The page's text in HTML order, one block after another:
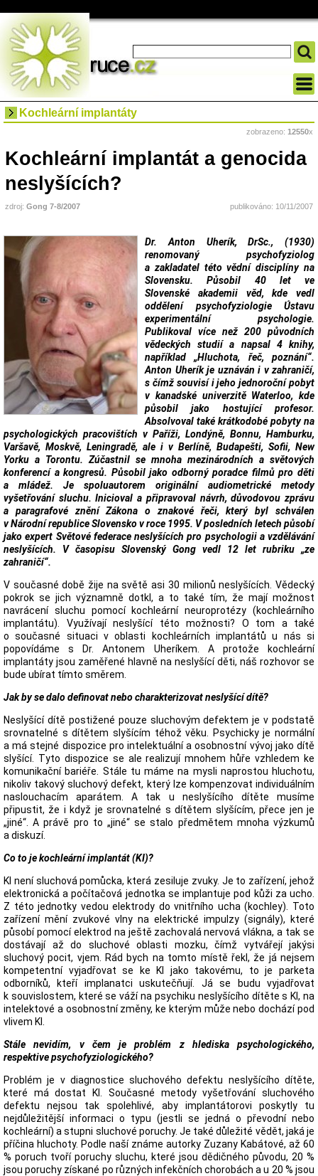
Kochleární implantáty
zobrazeno: 12550x
Kochleární implantát a genocida
neslyšících?
zdroj: Gong 7-8/2007 publikováno: 10/11/2007
Dr. Anton Uherík, DrSc., (1930)
renomovaný psychofyziolog
a zakladatel této vědní disciplíny na
Slovensku. Působil 40 let ve
Slovenské akademii věd, kde vedl
oddělení psychofyziologie Ústavu
experimentální psychologie.
Publikoval více než 200 původních
vědeckých studií a napsal 4 knihy,
například „Hluchota, řeč, poznání“.
Anton Uherík je uznáván i v zahraničí,
s čímž souvisí i jeho jednoroční pobyt
v kanadské univerzitě Waterloo, kde
působil jako hostující profesor.
Absolvoval také krátkodobé pobyty na
psychologických pracovištích v Paříži, Londýně, Bonnu, Hamburku,
Varšavě, Moskvě, Leningradě, ale i v Berlíně, Budapešti, Sofii, New
Yorku a Torontu. Zúčastnil se mnoha mezinárodních a světových
konferencí a kongresů. Působil jako odborný poradce filmů pro děti
a mládež. Je spoluautorem originální audiometrické metody
vyšetřování sluchu. Inicioval a připravoval návrh, důvodovou zprávu
a paragrafové znění Zákona o znakové řeči, který byl schválen
v Národní republice Slovensko v roce 1995. V posledních letech působí
jako expert Světové federace neslyšících pro psychologii a vzdělávání
neslyšících. V časopisu Slovenský Gong vedl 12 let rubriku „ze
zahraničí“.
V současné době žije na světě asi 30 milionů neslyšících. Vědecký
pokrok se jich významně dotkl, a to také tím, že mají možnost
navrácení sluchu pomocí kochleární neuroprotézy (kochleárního
implantátu). Využívají neslyšící této možnosti? O tom a také
o současné situaci v oblasti kochleárních implantátů u nás si
popovídáme s Dr. Antonem Uheríkem. A protože kochleární
implantáty jsou zaměřené hlavně na neslyšící děti, náš rozhovor se
bude ubírat tímto směrem.
Jak by se dalo definovat nebo charakterizovat neslyšící dítě?
Neslyšící dítě postižené pouze sluchovým defektem je v podstatě
srovnatelné s dítětem slyšícím téhož věku. Psychicky je normální
a má stejné dispozice pro intelektuální a osobnostní vývoj jako dítě
slyšící. Tyto dispozice se ale realizují mnohem hůře vzhledem ke
komunikační bariéře. Stále tu máme na mysli naprostou hluchotu,
nikoliv takový sluchový defekt, který lze kompenzovat individuálním
naslouchacím aparátem. A tak u neslyšícího dítěte musíme
připustit, že i když je srovnatelné s dítětem slyšícím, přece jen je
„jiné“. A právě pro to „jiné“ se stalo předmětem mnoha výzkumů
a diskuzí.
Co to je kochleární implantát (KI)?
KI není sluchová pomůcka, která zesiluje zvuky. Je to zařízení, jehož
elektronická a počítačová jednotka se implantuje pod kůži za ucho.
Z této jednotky vedou elektrody do vnitřního ucha (kochley). Toto
zařízení mění zvukové vlny na elektrické impulzy (signály), které
působí pomocí elektrod na ještě zachovalá nervová vlákna, a tak se
dostávají až do sluchové oblasti mozku, čímž vytvářejí jakýsi
sluchový pocit, vjem. Rád bych na tomto místě řekl, že já nejsem
kompetentní vyjadřovat se ke KI jako takovému, to je parketa
odborníků, kteří implanatci uskutečňují. Já se budu vyjadřovat
k souvislostem, které se váží na psychiku neslyšícího dítěte s KI, na
intelektové a osobnostní změny, ke kterým může nebo dochází pod
vlivem KI.
Stále nevidím, v čem je problém z hlediska psychologického,
respektive psychofyziologického?
Problém je v diagnostice sluchového defektu neslyšícího dítěte,
které má dostat KI. Současné metody vyšetřování sluchového
defektu nejsou tak spolehlivé, aby implantátorovi poskytly tu
nejdůležitější informaci o typu (jestli se jedná o převodní nebo
kochleární) a stupni sluchové poruchy. Je také důležité vědět, jaká je
příčina hluchoty. Podle naší známe autorky Zuzany Kabátové, až 60
% poruch tvoří poruchy sluchu, které jsou dědičného původu, 20 %
jsou poruchy získané po různých infekčních chorobách a u 20 % jsou